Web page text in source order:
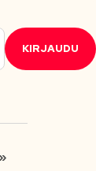
KIRJAUDU